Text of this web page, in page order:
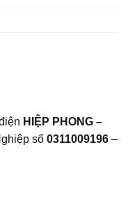
HIỆP PHONG –
số 0311009196 –